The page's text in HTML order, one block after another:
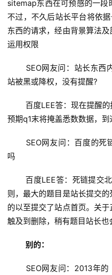
sitemap东西在可预感的一段
不过，不久后站长平台将依
东西的请求，经由背景算法
运用权限
站被黑或降权，没有提醒?
预期q1末将掩盖悉数数据，到
吗
则，最大的题目是站长提交
的以至提交了站点首页。关于
触及到删除，稍有题目站长也
别的：